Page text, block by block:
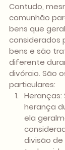
Contudo,
comunhão
bens que
considerados
bens e são
diferente
divórcio. São
particulares:
herança
ela
divisão de